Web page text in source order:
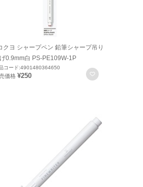
りに登録
クヨ シャープペン 鉛筆シャープ吊り
0.9mm白 PS-PE109W-1P
コード:4901480364650
価格 ¥250